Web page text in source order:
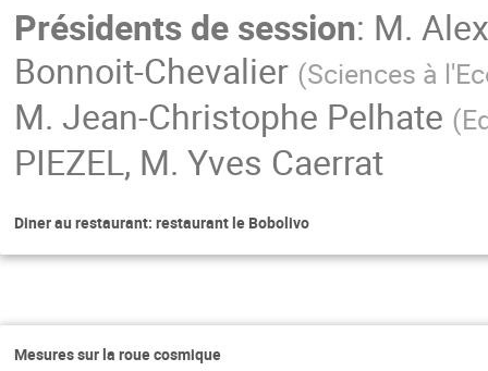
Présidents de session: M.
Bonnoit-Chevalier (Sciences à
M. Jean-Christophe Pelhate (
PIEZEL, M. Yves Caerrat
Diner au restaurant: restaurant le Bobolivo
Mesures sur la roue cosmique